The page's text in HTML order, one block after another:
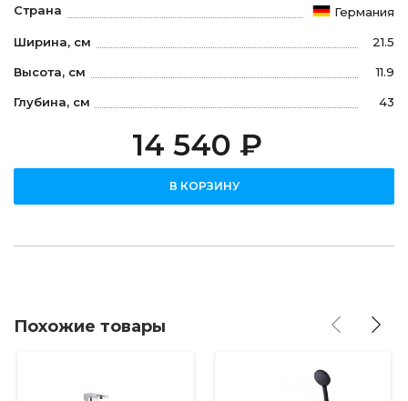
Страна Германия
Ширина, см 21.5
Высота, см 11.9
Глубина, см 43
14 540 ₽
В КОРЗИНУ
Похожие товары